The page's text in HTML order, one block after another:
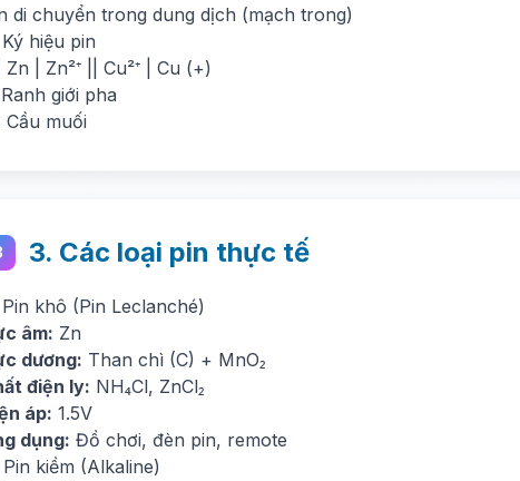
di chuyển trong dung dịch (mạch trong)
hiệu pin
Zn | Zn²⁺ || Cu²⁺ | Cu (+)
Ranh giới pha
: Cầu muối
3. Các loại pin thực tế
khô (Pin Leclanché)
âm: Zn
dương: Than chì (C) + MnO₂
điện ly: NH₄Cl, ZnCl₂
áp: 1.5V
dụng: Đồ chơi, đèn pin, remote
kiềm (Alkaline)